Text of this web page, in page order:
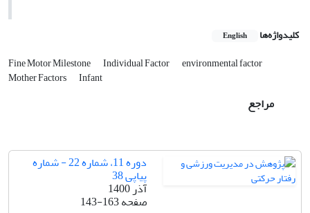
کلیدواژه‌ها English
Fine Motor Milestone Individual Factor environmental factor
Mother Factors Infant
مراجع
دوره 11، شماره 22 - شماره
پیاپی 38
آذر 1400
صفحه143-163